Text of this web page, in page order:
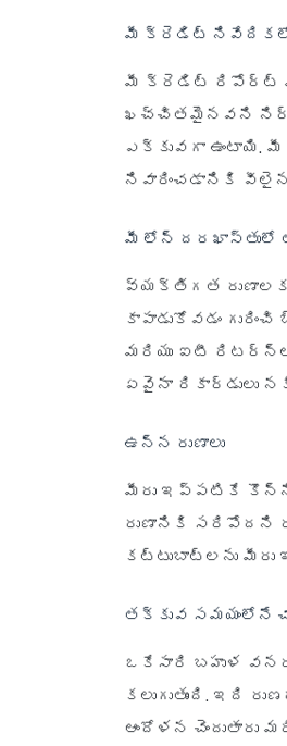
మీ క్రెడిట్ నివేదికలో
మీ క్రెడిట్ రిపోర్ట్
ఖచ్చితమైనవని
ఎక్కువగా ఉంటాయి. మీ
నివారించడానికి
మీ లోన్ దరఖాస్తులో
వ్యక్తిగత
కాపాడుకోవడం గురించి
మరియు ఐటీ
ఏవైనా రికార్డులు
ఉన్న రుణాలు
మీరు ఇప్పటికే కొన్ని
రుణానికి సరిపోదని
కట్టుబాట్లను మీరు
తక్కువ సమయంలోనే
ఒకేసారి బహుళ
కలుగుతుంది. ఇది
ఆందోళన చెందుతారు